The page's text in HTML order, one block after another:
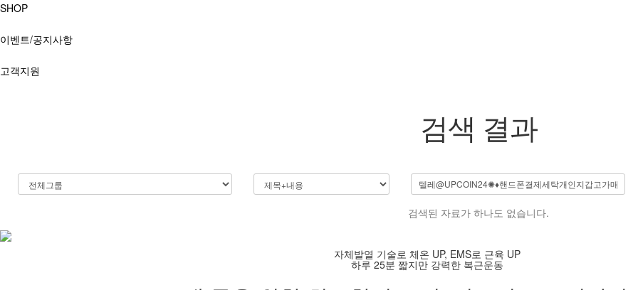
SHOP
이벤트/공지사항
고객지원
검색 결과
검색된 자료가 하나도 없습니다.
자체발열 기술로 체온 UP, EMS로 근육 UP
하루 25분 짧지만 강력한 복근운동